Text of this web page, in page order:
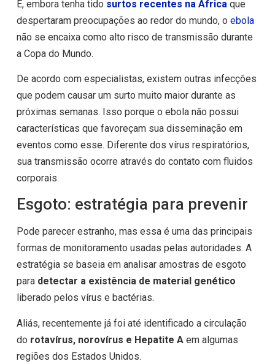
E, embora tenha tido surtos recentes na África que
despertaram preocupações ao redor do mundo, o ebola
não se encaixa como alto risco de transmissão durante
a Copa do Mundo.
De acordo com especialistas, existem outras infecções
que podem causar um surto muito maior durante as
próximas semanas. Isso porque o ebola não possui
características que favoreçam sua disseminação em
eventos como esse. Diferente dos vírus respiratórios,
sua transmissão ocorre através do contato com fluidos
corporais.
Esgoto: estratégia para prevenir
Pode parecer estranho, mas essa é uma das principais
formas de monitoramento usadas pelas autoridades. A
estratégia se baseia em analisar amostras de esgoto
para detectar a existência de material genético
liberado pelos vírus e bactérias.
Aliás, recentemente já foi até identificado a circulação
do rotavírus, norovírus e Hepatite Aem algumas
regiões dos Estados Unidos.